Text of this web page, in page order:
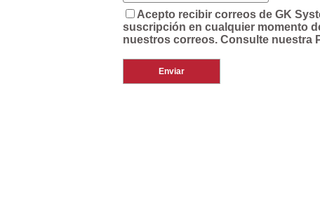
Acepto recibir correos de GK
suscripción en cualquier momento
nuestros correos. Consulte nuestra